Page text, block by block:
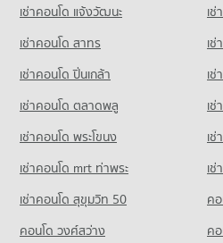
PROJECT_COUNT
Condo for Rent near
9 properties for sale
Condo Ramkhamhaeng 33
PROJECT_COUNT
Condo for Rent near Ramkhamhaeng
0 properties for rent
Condo for Sale near
เช่าคอนโด แจ้งวัฒนะ
เ
เช่าคอนโด สาทร
เ
เช่าคอนโด ปิ่นเกล้า
เ
เช่าคอนโด ตลาดพลู
เ
เช่าคอนโด พระโขนง
เ
เช่าคอนโด mrt ท่าพระ
เ
เช่าคอนโด สุขุมวิท 50
ค
คอนโด วงศ์สว่าง
ค